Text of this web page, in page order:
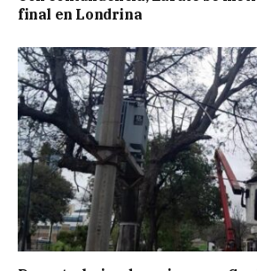
final en Londrina